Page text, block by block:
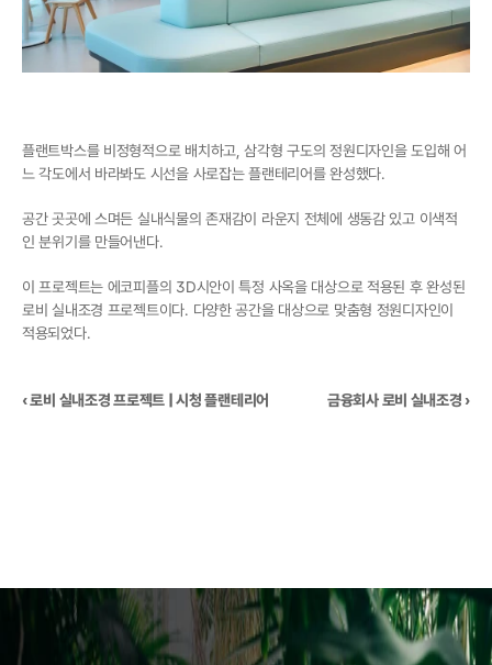
플랜트박스를 비정형적으로 배치하고, 삼각형 구도의 정원디자인을 도입해 어
느 각도에서 바라봐도 시선을 사로잡는 플랜테리어를 완성했다.
공간 곳곳에 스며든 실내식물의 존재감이 라운지 전체에 생동감 있고 이색적
인 분위기를 만들어낸다.
이 프로젝트는 에코피플의 3D시안이 특정 사옥을 대상으로 적용된 후 완성된
로비 실내조경 프로젝트이다. 다양한 공간을 대상으로 맞춤형 정원디자인이
적용되었다.
‹ 로비 실내조경 프로젝트 | 시청 플랜테리어 금융회사 로비 실내조경 ›